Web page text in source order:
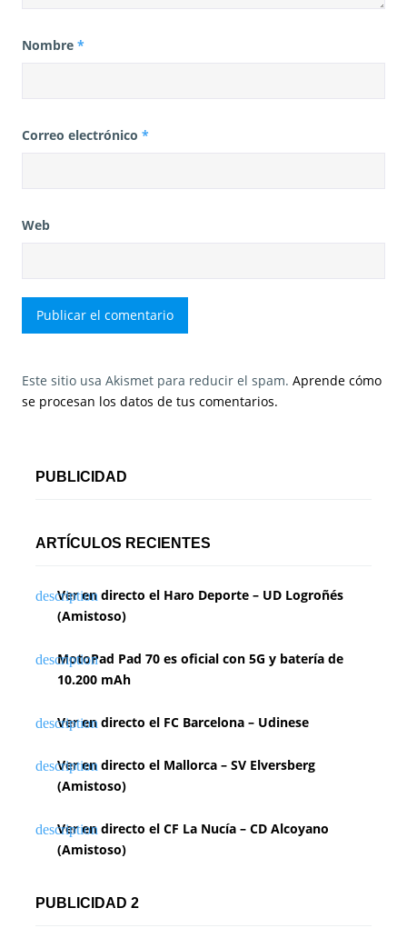
Nombre *
Correo electrónico *
Web
Este sitio usa Akismet para reducir el spam. Aprende cómo
se procesan los datos de tus comentarios.
PUBLICIDAD
ARTÍCULOS RECIENTES
Ver en directo el Haro Deporte – UD Logroñés
(Amistoso)
MotoPad Pad 70 es oficial con 5G y batería de
10.200 mAh
Ver en directo el FC Barcelona – Udinese
Ver en directo el Mallorca – SV Elversberg
(Amistoso)
Ver en directo el CF La Nucía – CD Alcoyano
(Amistoso)
PUBLICIDAD 2